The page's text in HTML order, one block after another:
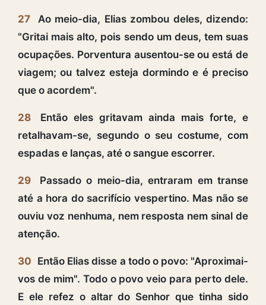
27
Ao meio-dia, Elias zombou deles, dizendo:
"Gritai mais alto, pois sendo um deus, tem suas
ocupações. Porventura ausentou-se ou está de
viagem; ou talvez esteja dormindo e é preciso
que o acordem".
28
Então eles gritavam ainda mais forte, e
retalhavam-se, segundo o seu costume, com
espadas e lanças, até o sangue escorrer.
29
Passado o meio-dia, entraram em transe
até a hora do sacrifício vespertino. Mas não se
ouviu voz nenhuma, nem resposta nem sinal de
atenção.
30 Então Elias disse a todo o povo: "Aproximai-
vos de mim". Todo o povo veio para perto dele.
E ele refez o altar do Senhor que tinha sido